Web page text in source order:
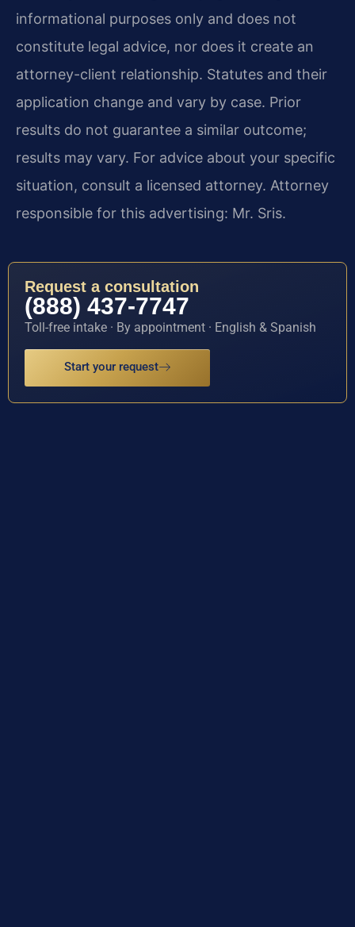
informational purposes only and does not
constitute legal advice, nor does it create an
attorney-client relationship. Statutes and their
application change and vary by case. Prior
results do not guarantee a similar outcome;
results may vary. For advice about your specific
situation, consult a licensed attorney. Attorney
responsible for this advertising: Mr. Sris.
Request a consultation
(888) 437-7747
Toll-free intake · By appointment · English & Spanish
Start your request